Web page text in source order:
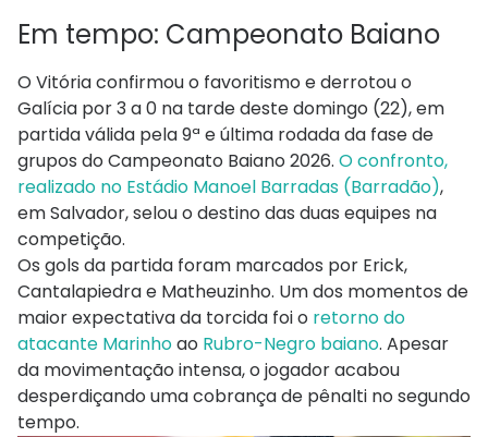
Em tempo: Campeonato Baiano
O Vitória confirmou o favoritismo e derrotou o
Galícia por 3 a 0 na tarde deste domingo (22), em
partida válida pela 9ª e última rodada da fase de
grupos do Campeonato Baiano 2026. O confronto,
realizado no Estádio Manoel Barradas (Barradão),
em Salvador, selou o destino das duas equipes na
competição.
Os gols da partida foram marcados por Erick,
Cantalapiedra e Matheuzinho. Um dos momentos de
maior expectativa da torcida foi o retorno do
atacante Marinhoao Rubro-Negro baiano. Apesar
da movimentação intensa, o jogador acabou
desperdiçando uma cobrança de pênalti no segundo
tempo.